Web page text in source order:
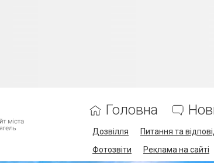
Головна
Дозвілля Питання та
Фотозвіти
Реклама на сайті